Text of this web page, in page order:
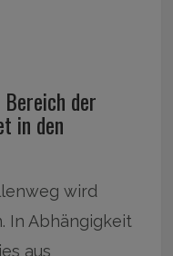
der
in den
wird
In Abhängigkeit
aus